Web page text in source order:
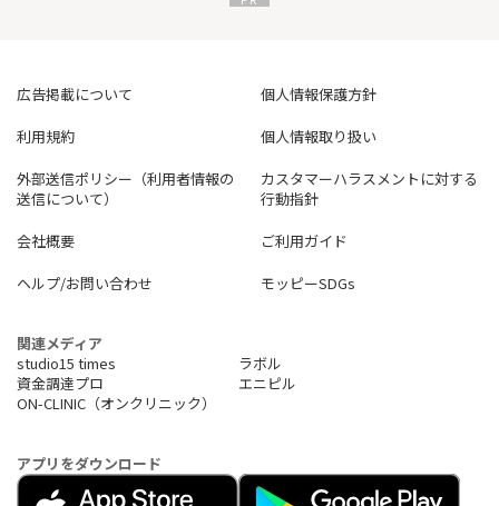
広告掲載について
個人情報保護方針
利用規約
個人情報取り扱い
外部送信ポリシー（利用者情報の
送信について）
カスタマーハラスメントに対する
行動指針
会社概要
ご利用ガイド
ヘルプ/お問い合わせ
モッピーSDGs
関連メディア
studio15 times
ラボル
資金調達プロ
エニピル
ON-CLINIC（オンクリニック）
アプリをダウンロード